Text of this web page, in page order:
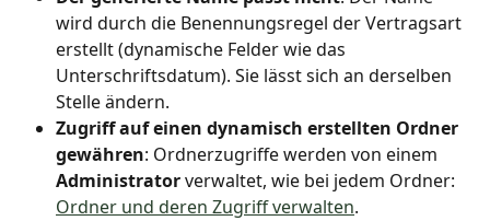
wird durch die Benennungsregel der Vertragsart
erstellt (dynamische Felder wie das
Unterschriftsdatum). Sie lässt sich an derselben
Stelle ändern.
Zugriff auf einen dynamisch erstellten Ordner
gewähren: Ordnerzugriffe werden von einem
Administrator verwaltet, wie bei jedem Ordner:
Ordner und deren Zugriff verwalten.